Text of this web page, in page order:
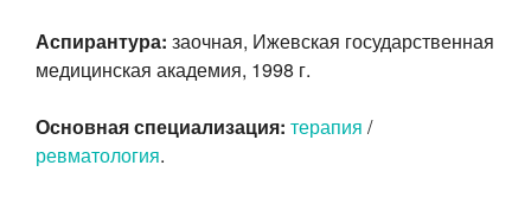
Аспирантура: заочная, Ижевская государственная
медицинская академия, 1998 г.
Основная специализация: терапия /
ревматология.